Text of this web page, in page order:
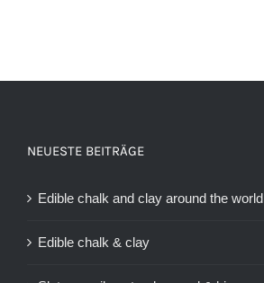
NEUESTE BEITRÄGE
Edible chalk and clay around the world
Edible chalk & clay